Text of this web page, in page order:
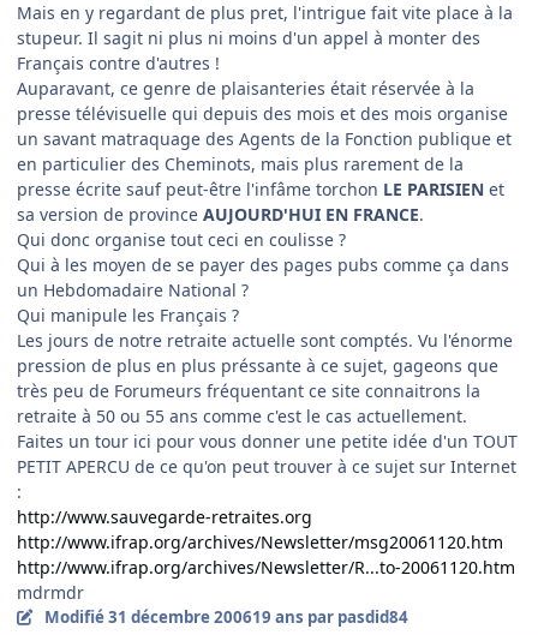
Mais en y regardant de plus pret, l'intrigue fait vite place à la
stupeur. Il sagit ni plus ni moins d'un appel à monter des
Français contre d'autres !
Auparavant, ce genre de plaisanteries était réservée à la
presse télévisuelle qui depuis des mois et des mois organise
un savant matraquage des Agents de la Fonction publique et
en particulier des Cheminots, mais plus rarement de la
presse écrite sauf peut-être l'infâme torchon LE PARISIEN et
sa version de province AUJOURD'HUI EN FRANCE.
Qui donc organise tout ceci en coulisse ?
Qui à les moyen de se payer des pages pubs comme ça dans
un Hebdomadaire National ?
Qui manipule les Français ?
Les jours de notre retraite actuelle sont comptés. Vu l'énorme
pression de plus en plus préssante à ce sujet, gageons que
très peu de Forumeurs fréquentant ce site connaitrons la
retraite à 50 ou 55 ans comme c'est le cas actuellement.
Faites un tour ici pour vous donner une petite idée d'un TOUT
PETIT APERCU de ce qu'on peut trouver à ce sujet sur Internet
:
http://www.sauvegarde-retraites.org
http://www.ifrap.org/archives/Newsletter/msg20061120.htm
http://www.ifrap.org/archives/Newsletter/R...to-20061120.htm
mdrmdr
Modifié31 décembre 200619 ans par pasdid84